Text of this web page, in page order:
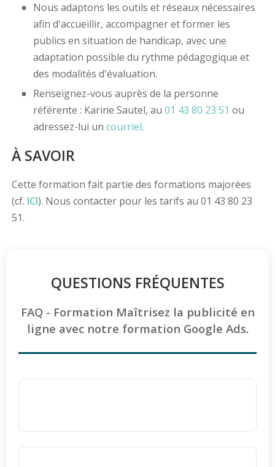
Nous adaptons les outils et réseaux nécessaires
afin d'accueillir, accompagner et former les
publics en situation de handicap, avec une
adaptation possible du rythme pédagogique et
des modalités d'évaluation.
Renseignez-vous auprès de la personne
référente : Karine Sautel, au 01 43 80 23 51 ou
adressez-lui un courriel.
À SAVOIR
Cette formation fait partie des formations majorées
(cf. ICI). Nous contacter pour les tarifs au 01 43 80 23
51.
QUESTIONS FRÉQUENTES
FAQ - Formation Maîtrisez la publicité en
ligne avec notre formation Google Ads.